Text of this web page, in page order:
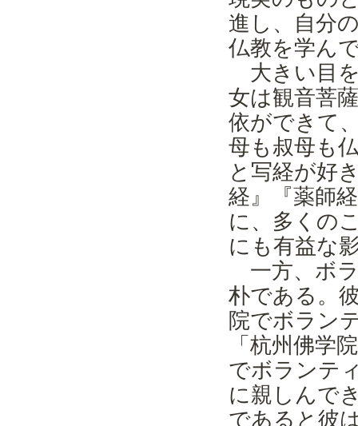
進し、自分
仏教を学ん
大きい目
女は観音菩
依ができて
母も叔母も
と写経が好
経』『薬師
に、多くの
にも有益な
一方、ボ
朴である。
院でボラン
「杭州佛学
でボランテ
に親しんで
であると彼